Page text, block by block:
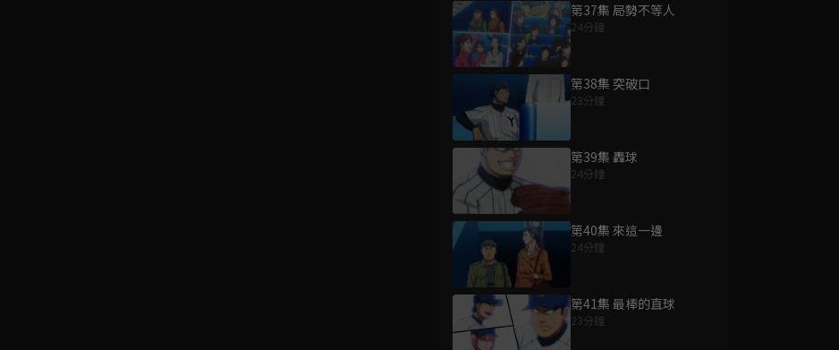
第37集 局勢不等人
24分鐘
第38集 突破口
23分鐘
第39集 轟球
24分鐘
第40集 來這一邊
24分鐘
第41集 最棒的直球
23分鐘